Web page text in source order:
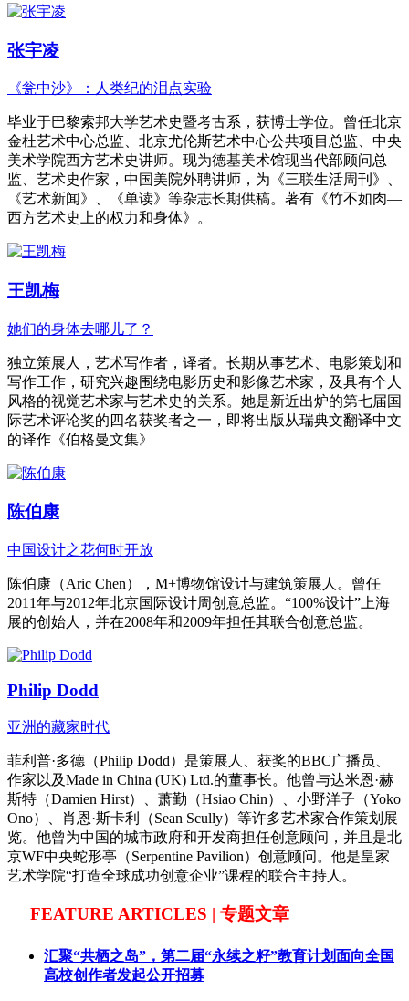
张宇凌
《瓮中沙》：人类纪的泪点实验
毕业于巴黎索邦大学艺术史暨考古系，获博士学位。曾任北京
金杜艺术中心总监、北京尤伦斯艺术中心公共项目总监、中央
美术学院西方艺术史讲师。现为德基美术馆现当代部顾问总
监、艺术史作家，中国美院外聘讲师，为《三联生活周刊》、
《艺术新闻》、《单读》等杂志长期供稿。著有《竹不如肉—
西方艺术史上的权力和身体》。
王凯梅
她们的身体去哪儿了？
独立策展人，艺术写作者，译者。长期从事艺术、电影策划和
写作工作，研究兴趣围绕电影历史和影像艺术家，及具有个人
风格的视觉艺术家与艺术史的关系。她是新近出炉的第七届国
际艺术评论奖的四名获奖者之一，即将出版从瑞典文翻译中文
的译作《伯格曼文集》
陈伯康
中国设计之花何时开放
陈伯康（Aric Chen），M+博物馆设计与建筑策展人。曾任
2011年与2012年北京国际设计周创意总监。“100%设计”上海
展的创始人，并在2008年和2009年担任其联合创意总监。
Philip Dodd
亚洲的藏家时代
菲利普·多德（Philip Dodd）是策展人、获奖的BBC广播员、
作家以及Made in China (UK) Ltd.的董事长。他曾与达米恩·赫
斯特（Damien Hirst）、萧勤（Hsiao Chin）、小野洋子（Yoko
Ono）、肖恩·斯卡利（Sean Scully）等许多艺术家合作策划展
览。他曾为中国的城市政府和开发商担任创意顾问，并且是北
京WF中央蛇形亭（Serpentine Pavilion）创意顾问。他是皇家
艺术学院“打造全球成功创意企业”课程的联合主持人。
FEATURE ARTICLES | 专题文章
汇聚“共栖之岛”，第二届“永续之籽”教育计划面向全国
高校创作者发起公开招募